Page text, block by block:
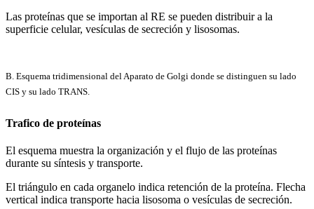
Las proteínas que se importan al RE se pueden distribuir a la
superficie celular, vesículas de secreción y lisosomas.
B. Esquema tridimensional del Aparato de Golgi donde se distinguen su lado
CIS y su lado TRANS.
Trafico de proteínas
El esquema muestra la organización y el flujo de las proteínas
durante su síntesis y transporte.
El triángulo en cada organelo indica retención de la proteína. Flecha
vertical indica transporte hacia lisosoma o vesículas de secreción.